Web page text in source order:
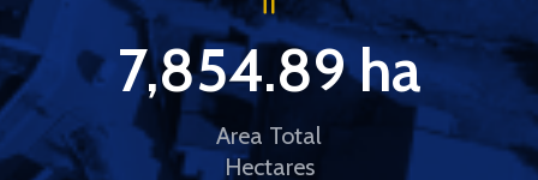
Area Total
Hectares
7,854.89 ha